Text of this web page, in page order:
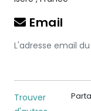
Email
L'adresse email
Trouver